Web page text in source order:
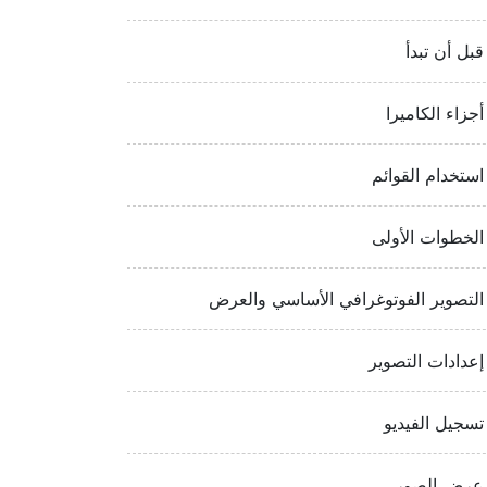
قبل أن تبدأ
أجزاء الكاميرا
استخدام القوائم
الخطوات الأولى
التصوير الفوتوغرافي الأساسي والعرض
إعدادات التصوير
تسجيل الفيديو